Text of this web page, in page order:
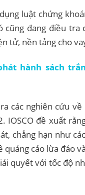
luật chứng
đang điều tra
tử, nền tảng cho
hành sách
các nghiên cứu
IOSCO đề xuất
chẳng hạn như
cáo lừa đảo
quyết với tốc độ